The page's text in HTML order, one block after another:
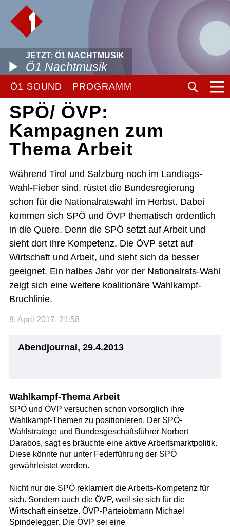
JETZT: Ö1 NACHTMUSIK
Ö1 Nachtmusik
Ö1 SOUND PROGRAMM
SPÖ/ ÖVP:
Kampagnen zum
Thema Arbeit
Während Tirol und Salzburg noch im Landtags-
Wahl-Fieber sind, rüstet die Bundesregierung
schon für die Nationalratswahl im Herbst. Dabei
kommen sich SPÖ und ÖVP thematisch ordentlich
in die Quere. Denn die SPÖ setzt auf Arbeit und
sieht dort ihre Kompetenz. Die ÖVP setzt auf
Wirtschaft und Arbeit, und sieht sich da besser
geeignet. Ein halbes Jahr vor der Nationalrats-Wahl
zeigt sich eine weitere koalitionäre Wahlkampf-
Bruchlinie.
8. April 2017, 21:58
Abendjournal, 29.4.2013
Wahlkampf-Thema Arbeit
SPÖ und ÖVP versuchen schon vorsorglich ihre
Wahlkampf-Themen zu positionieren. Der SPÖ-
Wahlstratege und Bundesgeschäftsführer Norbert
Darabos, sagt es bräuchte eine aktive Arbeitsmarktpolitik.
Diese könnte nur unter Federführung der SPÖ
gewährleistet werden.
Nicht nur die SPÖ reklamiert die Arbeits-Kompetenz für
sich. Sondern auch die ÖVP, weil sie sich für die
Wirtschaft einsetze. ÖVP-Parteiobmann Michael
Spindelegger. Die ÖVP sei eine